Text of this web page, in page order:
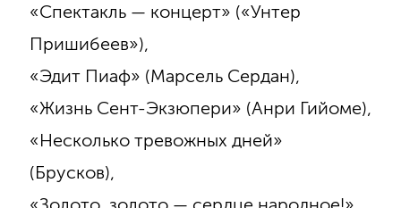
«Спектакль — концерт» («Унтер
Пришибеев»),
«Эдит Пиаф» (Марсель Сердан),
«Жизнь Сент-Экзюпери» (Анри Гийоме),
«Несколько тревожных дней»
(Брусков),